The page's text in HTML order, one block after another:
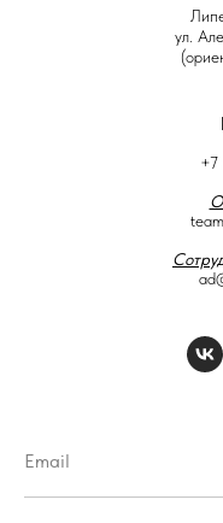
ул.
+7
Email